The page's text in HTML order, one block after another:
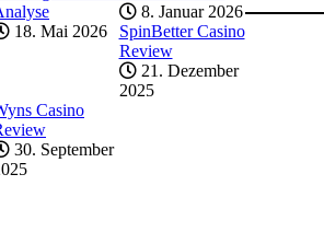
18. Mai 2026
8. Januar 2026
SpinBetter Casino
Review
21. Dezember
2025
Casino
30. September